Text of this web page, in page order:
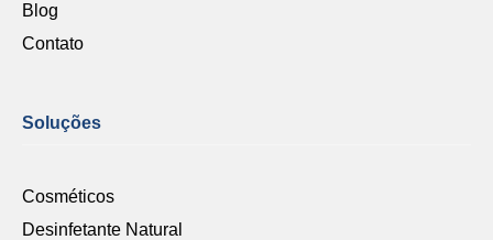
Blog
Contato
Soluções
Cosméticos
Desinfetante Natural